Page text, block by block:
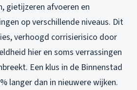
gietijzeren afvoeren en
op verschillende niveaus. Dit
verhoogd corrisierisico door
hier en soms verrassingen
Een klus in de Binnenstad
langer dan in nieuwere wijken.